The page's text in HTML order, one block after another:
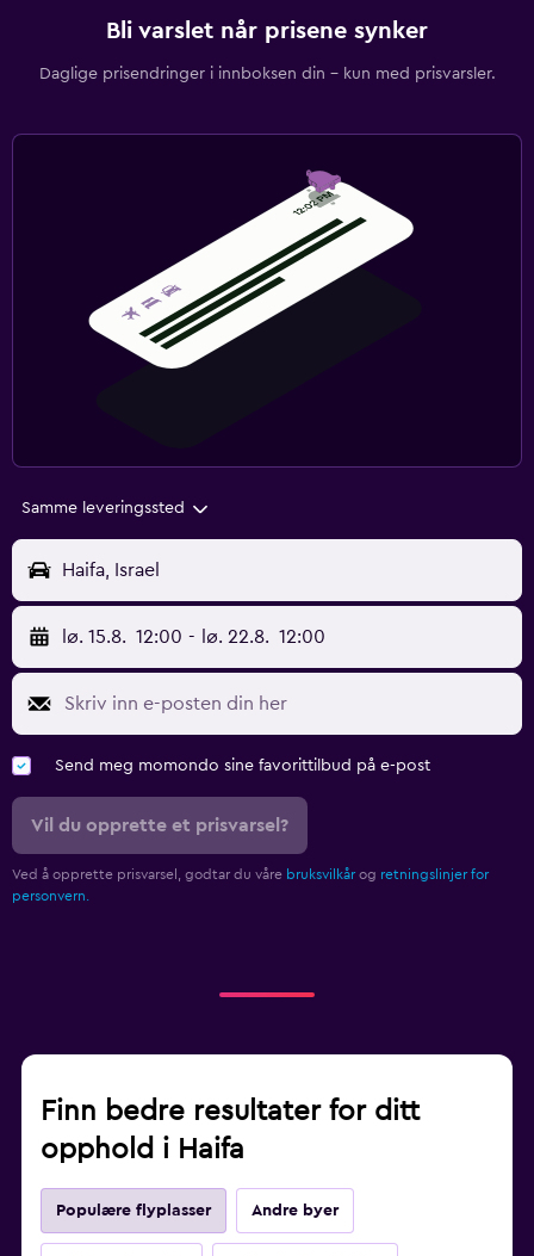
Bli varslet når prisene synker
Daglige prisendringer i innboksen din – kun med prisvarsler.
Samme leveringssted
Haifa, Israel
lø. 15.8. 12:00 - lø. 22.8. 12:00
Send meg momondo sine favorittilbud på e-post
Vil du opprette et prisvarsel?
Ved å opprette prisvarsel, godtar du våre bruksvilkår og retningslinjer for
personvern.
Finn bedre resultater for ditt
opphold i Haifa
Populære flyplasser Andre byer